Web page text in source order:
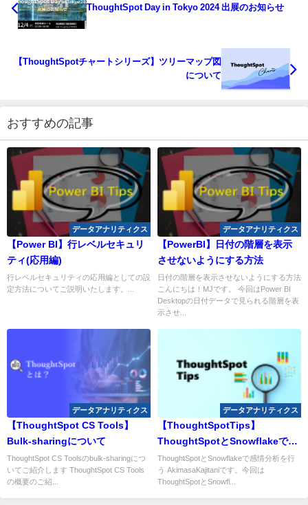
ThoughtSpot Day in Tokyo 2024 出展のお知らせ
【ThoughtSpotチャートシリーズ】ツリーマップ図
について
おすすめの記事
データアナリティクス
【Power BI】行レベルセキュリ
ティ(応用編)
行レベルセキュリティの応用編としての設
定方法についてご説明いたします。...
データアナリティクス
【PowerBI】日付の階層を表示
させないようにする方法
日付の階層を表示させないようにする方法
こんにちは！MJです。 今回はPower BI
Desktopの日付データで見られる階層を表
示させ...
データアナリティクス
【ThoughtSpot CS Tools】
Bulk-sharingについて
ThoughtSpot CS Toolsのbulk-sharingにつ
いてご紹介します ThoughtSpot CS Tools
の概要のご紹...
データアナリティクス
【ThoughtSpotTips】
ThoughtSpotとSnowflakeで感
情分析を行う
ThoughtSpotとSnowflakeで感情分析を行
う AkimasaKajitaniです。今回は
ThoughtSpotとSnowfl...